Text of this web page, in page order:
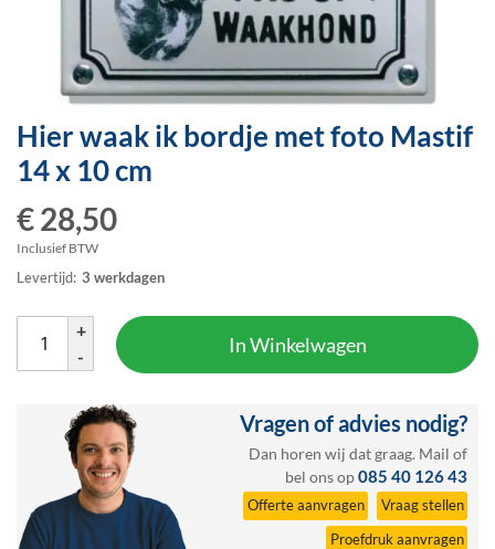
Ga
naar
het
van
de
afbeeldingen-
Hier waak ik bordje met foto Mastif
14 x 10 cm
€ 28,50
Inclusief BTW
Levertijd: 3 werkdagen
Vragen of advies nodig?
Dan horen wij dat graag. Mail of
bel ons op085 40 126 43
Offerte aanvragen
Vraag stellen
Proefdruk aanvragen
+
-
In Winkelwagen